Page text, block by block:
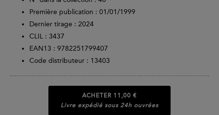
Première publication : 01/01/1999
Dernier tirage : 2024
CLIL : 3437
EAN13 : 9782251799407
Code distributeur : 13403
ACHETER 11,00 €
Livre expédié sous 24h ouvrées